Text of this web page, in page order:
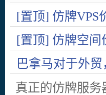
[置顶] 仿牌VPS
[置顶] 仿牌空间
巴拿马对于外
投诉
真正的仿牌服